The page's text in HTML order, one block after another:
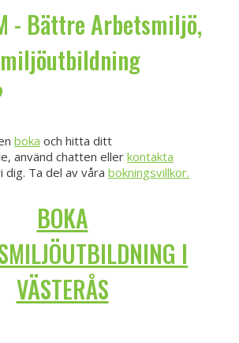
- Bättre Arbetsmiljö,
boka och hitta ditt
använd chatten eller kontakta
dig. Ta del av våra bokningsvillkor.
BOKA
I
VÄSTERÅS